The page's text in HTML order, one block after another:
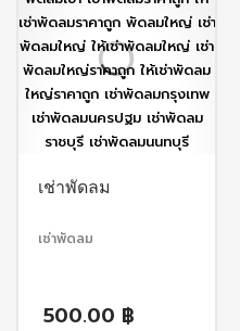
เช่าพัดลม
เช่าพัดลม
500.00 ฿